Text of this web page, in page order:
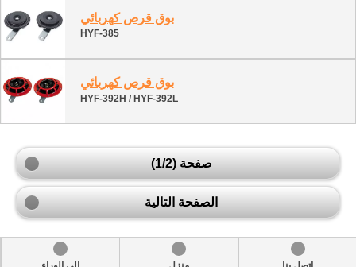
بوق قرص كهربائي
HYF-385
بوق قرص كهربائي
HYF-392H / HYF-392L
صفحة (1/2)
الصفحة التالية